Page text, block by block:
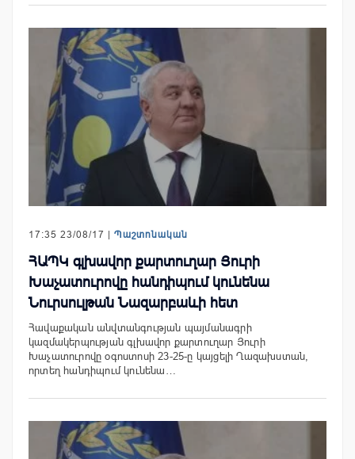
17:35 23/08/17 | Պաշտոնական
ՀԱՊԿ գլխավոր քարտուղար Յուրի
Խաչատուրովը հանդիպում կունենա
Նուրսուլթան Նազարբաևի հետ
Հավաքական անվտանգության պայմանագրի
կազմակերպության գլխավոր քարտուղար Յուրի
Խաչատուրովը օգոստոսի 23-25-ը կայցելի Ղազախստան,
որտեղ հանդիպում կունենա…